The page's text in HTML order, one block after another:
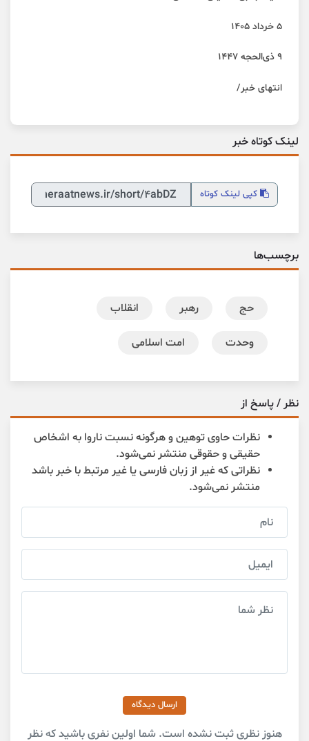
۵ خرداد ۱۴۰۵
۹ ذی‌الحجه ۱۴۴۷
انتهای خبر/
لینک کوتاه خبر
کپی لینک کوتاه
برچسب‌ها
حج رهبر انقلاب
وحدت امت اسلامی
نظر / پاسخ از
نظرات حاوی توهین و هرگونه نسبت ناروا به اشخاص
حقیقی و حقوقی منتشر نمی‌شود.
نظراتی که غیر از زبان فارسی یا غیر مرتبط با خبر باشد
منتشر نمی‌شود.
ارسال دیدگاه
هنوز نظری ثبت نشده است. شما اولین نفری باشید که نظر